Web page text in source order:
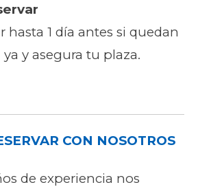
hasta 1 día antes si quedan
ya y asegura tu plaza.
CON NOSOTROS
de experiencia nos